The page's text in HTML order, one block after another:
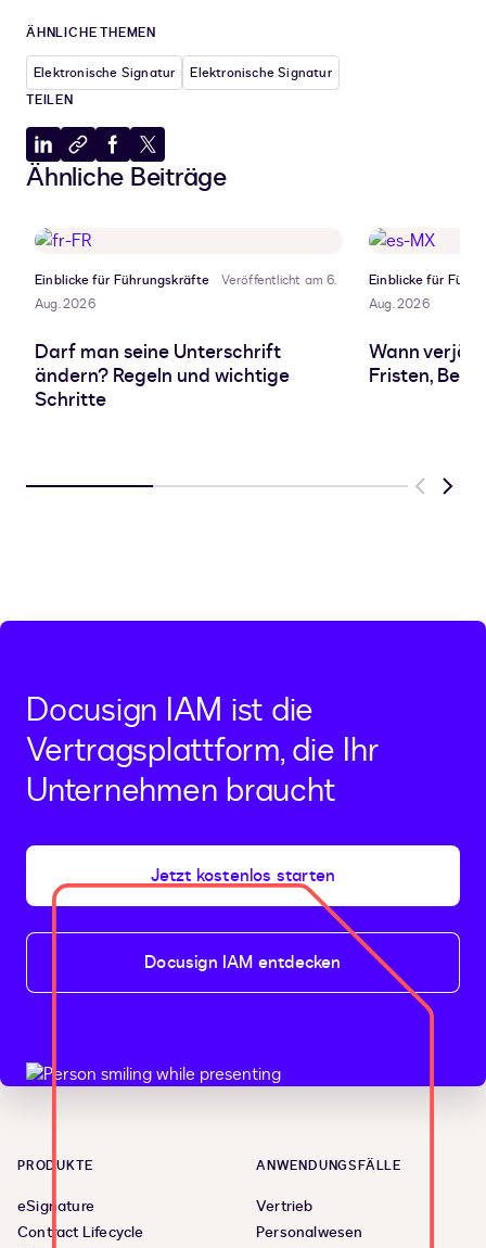
ÄHNLICHE THEMEN
Elektronische Signatur
Elektronische Signatur
TEILEN
Auf
LinkedIn
In
Zwischenablage
Auf
Facebook
Auf
X
Ähnliche Beiträge
Einblicke für Führungskräfte
Veröffentlicht am 6.
Aug. 2026
Darf man seine Unterschrift
ändern? Regeln und wichtige
Schritte
Einblicke für
Aug. 2026
Wann
Fristen,
Previous
Next
Docusign IAM ist die
Vertragsplattform, die Ihr
Unternehmen braucht
Jetzt kostenlos starten
Docusign IAM entdecken
PRODUKTE
eSignature
Contract Lifecycle
ANWENDUNGSFÄLLE
Vertrieb
Personalwesen